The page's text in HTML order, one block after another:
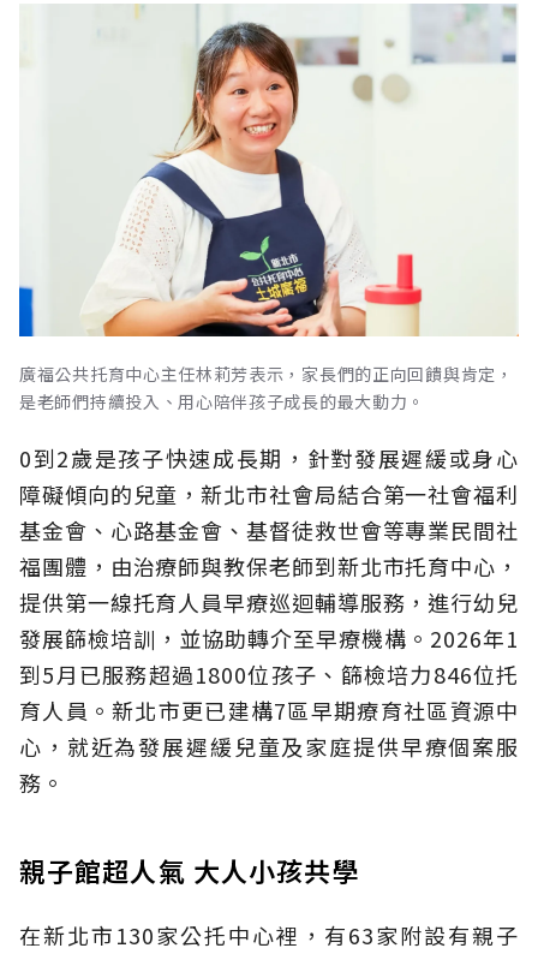
廣福公共托育中心主任林莉芳表示，家長們的正向回饋與肯定，
是老師們持續投入、用心陪伴孩子成長的最大動力。
0到2歲是孩子快速成長期，針對發展遲緩或身心
障礙傾向的兒童，新北市社會局結合第一社會福利
基金會、心路基金會、基督徒救世會等專業民間社
福團體，由治療師與教保老師到新北市托育中心，
提供第一線托育人員早療巡迴輔導服務，進行幼兒
發展篩檢培訓，並協助轉介至早療機構。2026年1
到5月已服務超過1800位孩子、篩檢培力846位托
育人員。新北市更已建構7區早期療育社區資源中
心，就近為發展遲緩兒童及家庭提供早療個案服
務。
親子館超人氣 大人小孩共學
在新北市130家公托中心裡，有63家附設有親子